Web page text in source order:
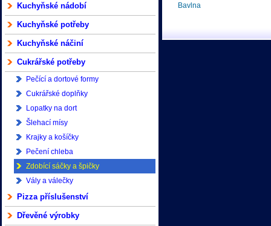
Kuchyňské nádobí
Kuchyňské potřeby
Kuchyňské náčiní
Cukrářské potřeby
Pečící a dortové formy
Cukrářské doplňky
Lopatky na dort
Šlehací mísy
Krajky a košíčky
Pečení chleba
Zdobící sáčky a špičky
Vály a válečky
Pizza příslušenství
Dřevěné výrobky
Bavlna